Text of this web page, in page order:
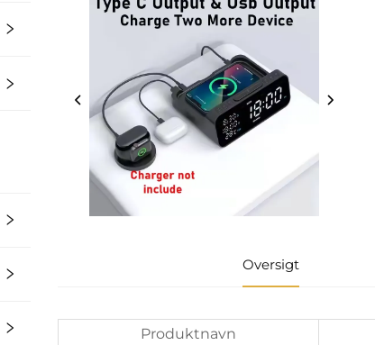
Oversigt
Produktnavn